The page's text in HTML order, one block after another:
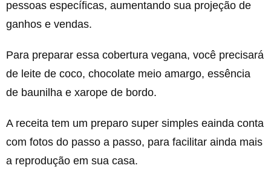
pessoas específicas, aumentando sua projeção de
ganhos e vendas.
Para preparar essa cobertura vegana, você precisará
de leite de coco, chocolate meio amargo, essência
de baunilha e xarope de bordo.
A receita tem um preparo super simples eainda conta
com fotos do passo a passo, para facilitar ainda mais
a reprodução em sua casa.